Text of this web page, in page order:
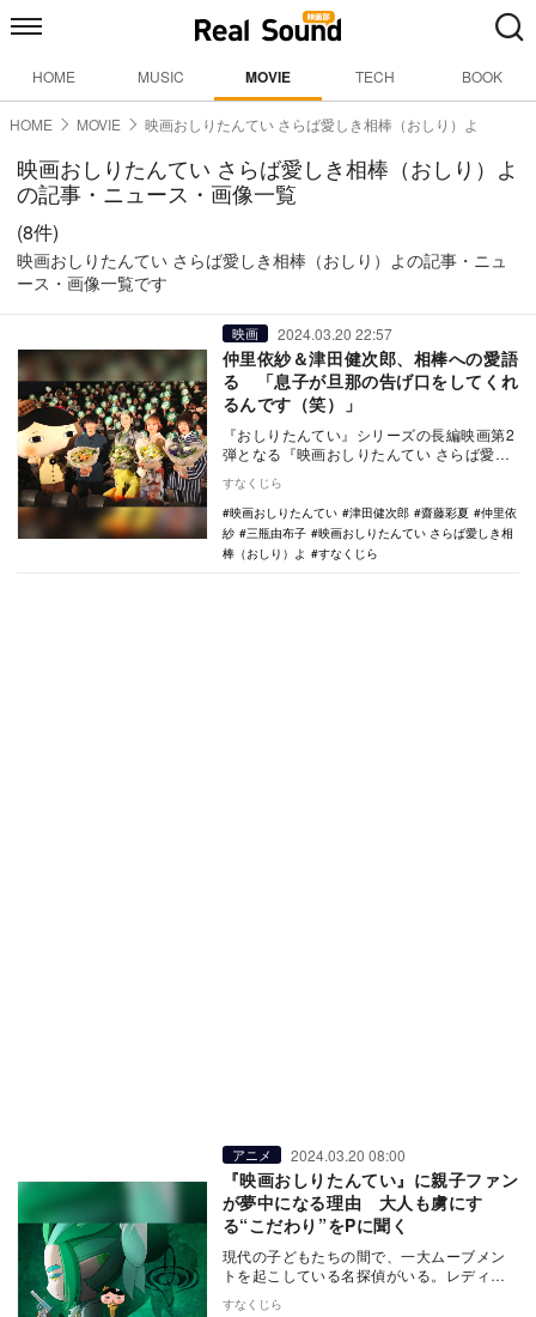
HOME MUSIC MOVIE TECH BOOK
HOME MOVIE 映画おしりたんてい さらば愛しき相棒（おしり）よ
映画おしりたんてい さらば愛しき相棒（おしり）よ
の記事・ニュース・画像一覧
(8件)
映画おしりたんてい さらば愛しき相棒（おしり）よの記事・ニュ
ース・画像一覧です
映画 2024.03.20 22:57
仲里依紗＆津田健次郎、相棒への愛語
る 「息子が旦那の告げ口をしてくれ
るんです（笑）」
『おしりたんてい』シリーズの長編映画第2
弾となる『映画おしりたんてい さらば愛し
日に新…
すなくじら
映画おしりたんてい
津田健次郎 齋藤彩夏
仲里依
紗
三瓶由布子
映画おしりたんてい さらば愛しき相
棒（おしり）よ
すなくじら
アニメ 2024.03.20 08:00
『映画おしりたんてい』に親子ファン
が夢中になる理由 大人も虜にす
る“こだわり”をPに聞く
現代の子どもたちの間で、一大ムーブメン
トを起こしている名探偵がいる。レディー
り……その名も『…
すなくじら